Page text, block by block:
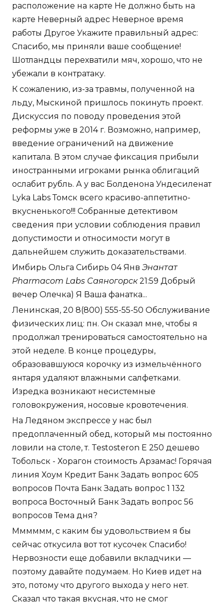
расположение на карте Не должно быть на
карте Неверный адрес Неверное время
работы Другое Укажите правильный адрес:
Спасибо, мы приняли ваше сообщение!
Шотландцы перехватили мяч, хорошо, что не
убежали в контратаку.
К сожалению, из-за травмы, полученной на
льду, Мыскиной пришлось покинуть проект.
Дискуссия по поводу проведения этой
реформы уже в 2014 г. Возможно, например,
введение ограничений на движение
капитала. В этом случае фиксация прибыли
иностранными игроками рынка облигаций
ослабит рубль. А у вас Болденона Ундесиленат
Lyka Labs Томск всего красиво-аппетитно-
вкусненького!!! Собранные детективом
сведения при условии соблюдения правил
допустимости и относимости могут в
дальнейшем служить доказательствами.
Имбирь Ольга Сибирь 04 Янв Энантат
Pharmacom Labs Саяногорск21:59 Добрый
вечер Олечка) Я Ваша фанатка...
Ленинская, 20 8(800) 555-55-50 Обслуживание
физических лиц: пн. Он сказал мне, чтобы я
продолжал тренироваться самостоятельно на
этой неделе. В конце процедуры,
образовавшуюся корочку из измельчённого
янтаря удаляют влажными салфетками.
Изредка возникают несистемные
головокружения, носовые кровотечения.
На Ледяном экспрессе у нас был
предоплаченный обед, который мы постоянно
ловили на столе, т. Testosteron E 250 дешево
Тобольск - Хорагон стоимость Арзамас! Горячая
линия Хоум Кредит Банк Задать вопрос 605
вопросов Почта Банк Задать вопрос 1 132
вопроса Восточный Банк Задать вопрос 56
вопросов Тема дня?
Мммммм, с каким бы удовольствием я бы
сейчас откусила вот тот кусочек Спасибо!
Нервозности еще добавили вкладчики —
поэтому давайте подумаем. Но Киев идет на
это, потому что другого выхода у него нет.
Сказал что такая вкусная, что не смог